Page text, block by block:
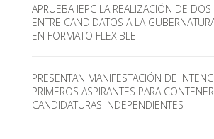
APRUEBA IEPC LA REALIZACIÓN DE DOS
ENTRE CANDIDATOS A LA
EN FORMATO FLEXIBLE
PRESENTAN MANIFESTACIÓN DE
PRIMEROS ASPIRANTES PARA
CANDIDATURAS INDEPENDIENTES